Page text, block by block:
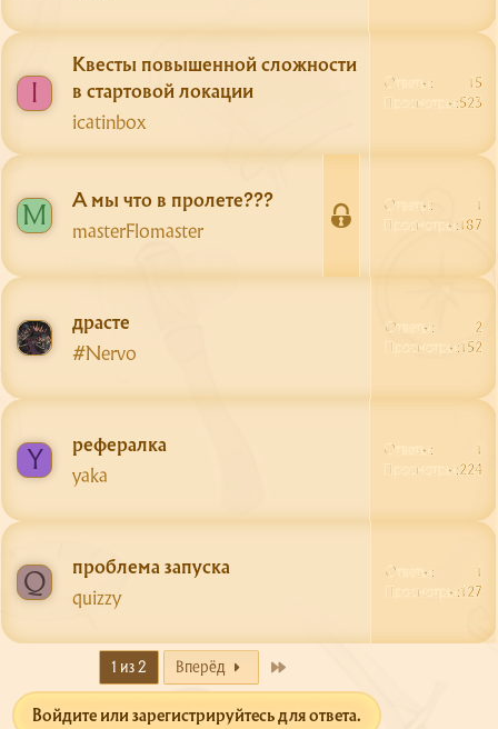
I
Квесты повышенной сложности
в стартовой локации
icatinbox
Ответы
15
Просмотры 523
M
А мы что в пролете???
masterFlomaster
З
к
Ответы
1
Просмотры 187
драсте
#Nervo
Ответы
2
Просмотры 152
Y
рефералка
yaka
Ответы
1
Просмотры 224
Q
проблема запуска
quizzy
Ответы
1
Просмотры 127
1 из 2 Вперёд
Войдите или зарегистрируйтесь для ответа.